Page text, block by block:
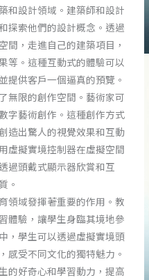
和設計領域。建築師和設計
探索他們的設計概念。透過
間，走進自己的建築項目，
等。這種互動式的體驗可以
提供客戶一個逼真的預覽。
無限的創作空間。藝術家可
字藝術創作。這種創作方式
造出驚人的視覺效果和互動
虛擬實境控制器在虛擬空間
過頭戴式顯示器欣賞和互
。
領域發揮著重要的作用。教
體驗，讓學生身臨其境地參
，學生可以透過虛擬實境頭
感受不同文化的獨特魅力。
的好奇心和學習動力，提高